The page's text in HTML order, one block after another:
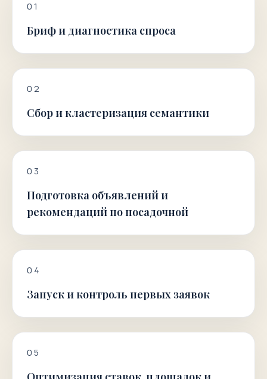
01
Бриф и диагностика спроса
02
Сбор и кластеризация семантики
0 3
Подготовка объявлений и
рекомендаций по посадочной
0 4
Запуск и контроль первых заявок
05